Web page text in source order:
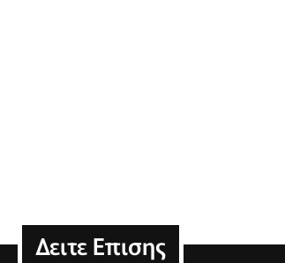
Δειτε Επισης